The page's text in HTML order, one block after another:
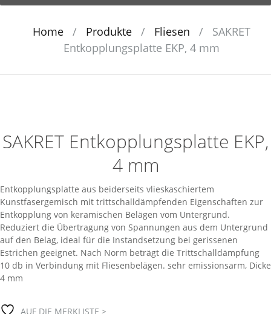
content
Home / Produkte / Fliesen /
SAKRET
Entkopplungsplatte EKP, 4 mm
SAKRET Entkopplungsplatte EKP,
4 mm
Entkopplungsplatte aus beiderseits vlieskaschiertem
Kunstfasergemisch mit trittschalldämpfenden Eigenschaften zur
Entkopplung von keramischen Belägen vom Untergrund.
Reduziert die Übertragung von Spannungen aus dem Untergrund
auf den Belag, ideal für die Instandsetzung bei gerissenen
Estrichen geeignet. Nach Norm beträgt die Trittschalldämpfung
10 db in Verbindung mit Fliesenbelägen. sehr emissionsarm, Dicke
4 mm
AUF DIE MERKLISTE >